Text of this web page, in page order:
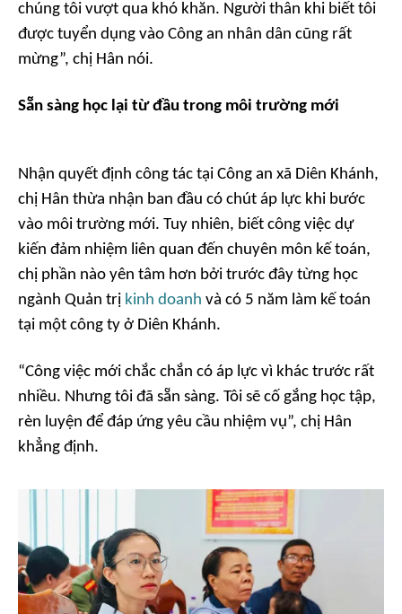
chúng tôi vượt qua khó khăn. Người thân khi biết tôi
được tuyển dụng vào Công an nhân dân cũng rất
mừng”, chị Hân nói.
Sẵn sàng học lại từ đầu trong môi trường mới
Nhận quyết định công tác tại Công an xã Diên Khánh,
chị Hân thừa nhận ban đầu có chút áp lực khi bước
vào môi trường mới. Tuy nhiên, biết công việc dự
kiến đảm nhiệm liên quan đến chuyên môn kế toán,
chị phần nào yên tâm hơn bởi trước đây từng học
ngành Quản trị kinh doanh và có 5 năm làm kế toán
tại một công ty ở Diên Khánh.
“Công việc mới chắc chắn có áp lực vì khác trước rất
nhiều. Nhưng tôi đã sẵn sàng. Tôi sẽ cố gắng học tập,
rèn luyện để đáp ứng yêu cầu nhiệm vụ”, chị Hân
khẳng định.